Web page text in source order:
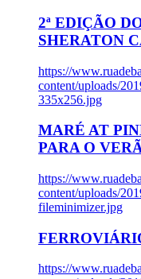
2ª EDIÇÃO
SHERATON
https://
content/uploads/
335x256.jpg
MARÉ AT
PARA O
https://
content/uploads/
fileminimizer.jpg
https://